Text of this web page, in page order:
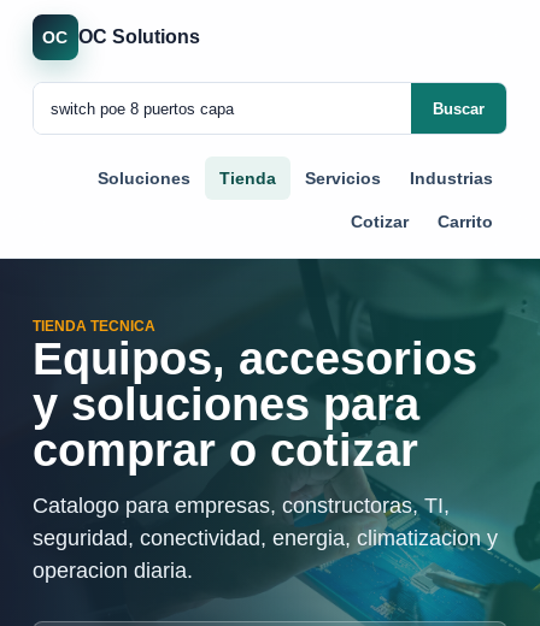
OC OC Solutions
Buscar
Soluciones Tienda Servicios Industrias
Cotizar Carrito
TIENDA TECNICA
Equipos, accesorios
y soluciones para
comprar o cotizar
Catalogo para empresas, constructoras, TI,
seguridad, conectividad, energia, climatizacion y
operacion diaria.